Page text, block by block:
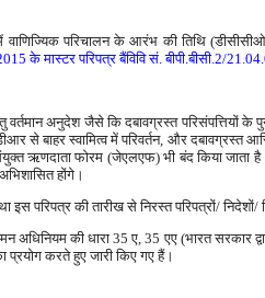
वाणिज्यिक परिचालन के आरंभ की तिथि
के मास्टर परिपत्र बैंविवि सं. बीपी.बीसी.2/
अनुदेश जैसे कि दबावग्रस्त परिसंपत्तियों के
से बाहर स्वामित्व में परिवर्तन, और दबावग्रस्त
ऋणदाता फोरम (जेएलएफ) भी बंद किया जाता
होंगे।
इस परिपत्र की तारीख से निरस्त परिपत्रों/ निदेशों/
अधिनियम की धारा 35 ए, 35 एए (भारत
प्रयोग करते हुए जारी किए गए हैं।